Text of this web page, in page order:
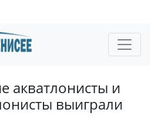
акватлонисты и
выиграли